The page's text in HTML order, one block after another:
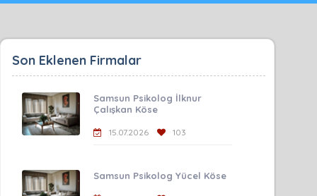
Son Eklenen Firmalar
Samsun Psikolog İlknur
Çalışkan Köse
15.07.2026 103
Samsun Psikolog Yücel Köse